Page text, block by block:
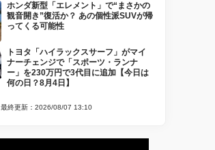
ホンダ新型「エレメント」で“まさかの
観音開き”復活か？ あの個性派SUVが帰
ってくる可能性
トヨタ「ハイラックスサーフ」がマイ
ナーチェンジで「スポーツ・ランナ
ー」を230万円で3代目に追加【今日は
何の日？8月4日】
最終更新：2026/08/07 13:10